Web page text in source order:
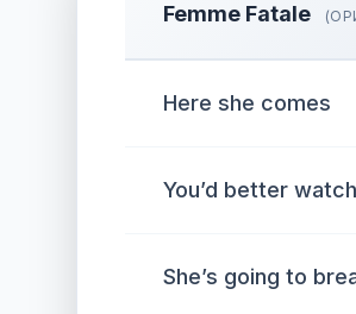
Femme Fatale
Here she comes
You’d better
She’s going to